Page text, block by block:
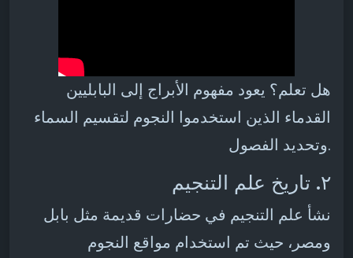
هل تعلم؟ يعود مفهوم الأبراج إلى البابليين
القدماء الذين استخدموا النجوم لتقسيم السماء
وتحديد الفصول.
٢. تاريخ علم التنجيم
نشأ علم التنجيم في حضارات قديمة مثل بابل
ومصر، حيث تم استخدام مواقع النجوم